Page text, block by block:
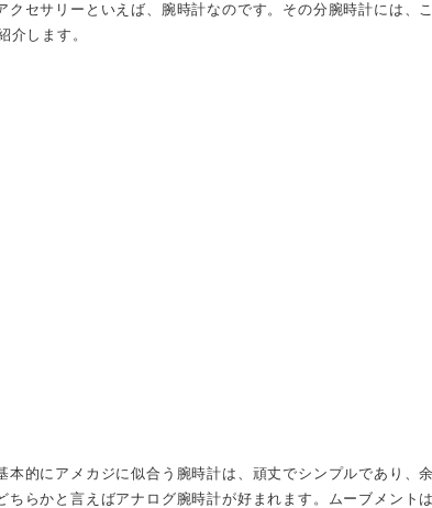
セサリーといえば、腕時計なのです。その分腕時計には、
介します。
的にアメカジに似合う腕時計は、頑丈でシンプルであり
らかと言えばアナログ腕時計が好まれます。ムーブメント